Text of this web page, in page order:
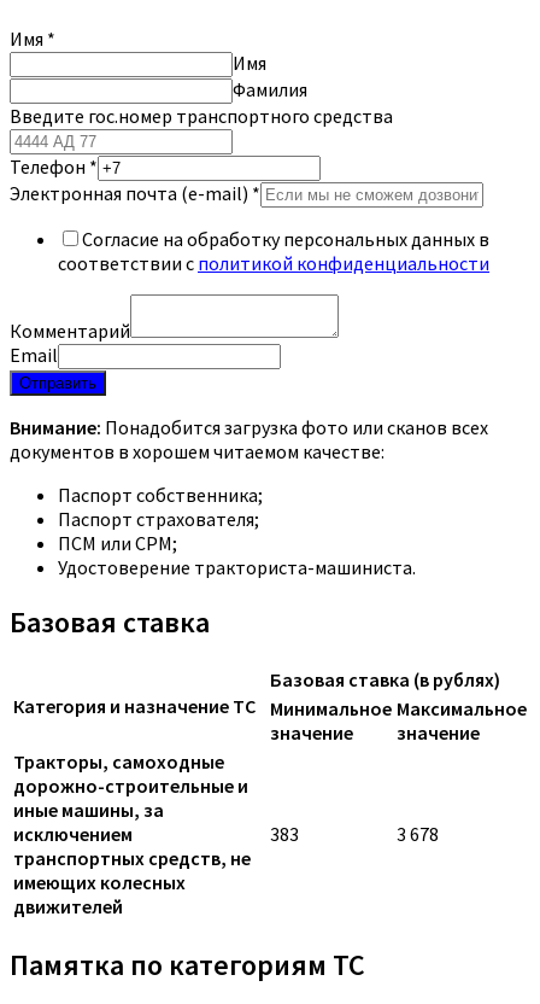
Имя *
Имя
Фамилия
Введите гос.номер транспортного средства
Телефон *
Электронная почта (e-mail) *
Согласие на обработку персональных данных в
соответствии с политикой конфиденциальности
Комментарий
Email
Отправить
Внимание: Понадобится загрузка фото или сканов всех
документов в хорошем читаемом качестве:
Паспорт собственника;
Паспорт страхователя;
ПСМ или СРМ;
Удостоверение тракториста-машиниста.
Базовая ставка
Категория и назначение ТС
Базовая ставка (в рублях)
Минимальное
значение
Максимальное
значение
Тракторы, самоходные
дорожно-строительные и
иные машины, за
исключением
транспортных средств, не
имеющих колесных
движителей
383 3 678
Памятка по категориям ТС